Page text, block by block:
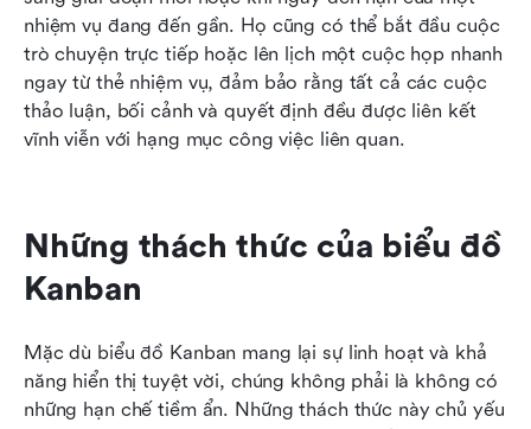
nhiệm vụ đang đến gần. Họ cũng có thể bắt đầu cuộc
trò chuyện trực tiếp hoặc lên lịch một cuộc họp nhanh
ngay từ thẻ nhiệm vụ, đảm bảo rằng tất cả các cuộc
thảo luận, bối cảnh và quyết định đều được liên kết
vĩnh viễn với hạng mục công việc liên quan.
Những thách thức của biểu đồ
Kanban
Mặc dù biểu đồ Kanban mang lại sự linh hoạt và khả
năng hiển thị tuyệt vời, chúng không phải là không có
những hạn chế tiềm ẩn. Những thách thức này chủ yếu